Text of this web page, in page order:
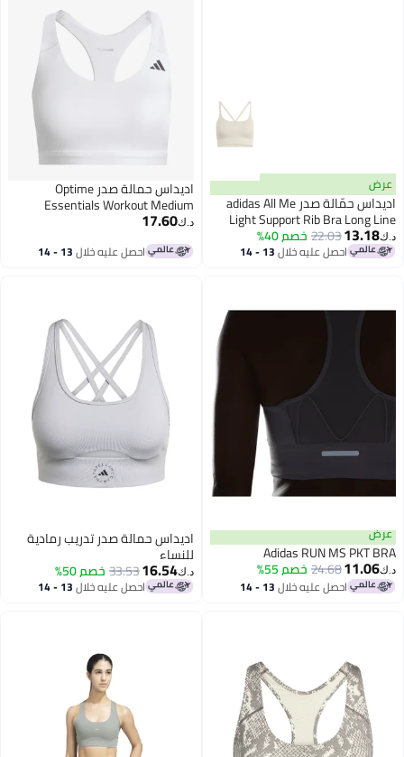
عرض
اديداس حمّالة صدر adidas All Me
Light Support Rib Bra Long Line
د.ك‏13.18
22.03خصم 40%
احصل عليه خلال 13 - 14
اديداس حمالة صدر Optime
Essentials Workout Medium
Support
د.ك‏17.60
احصل عليه خلال 13 - 14
عرض
Adidas RUN MS PKT BRA
د.ك‏11.06
24.68خصم 55%
احصل عليه خلال 13 - 14
اديداس حمالة صدر تدريب رمادية
للنساء
د.ك‏16.54
33.53خصم 50%
احصل عليه خلال 13 - 14